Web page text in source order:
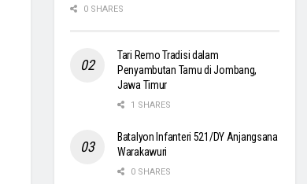
0 SHARES
Tari Remo Tradisi dalam
Penyambutan Tamu di Jombang,
Jawa Timur
1 SHARES
Batalyon Infanteri 521/DY Anjangsana
Warakawuri
0 SHARES